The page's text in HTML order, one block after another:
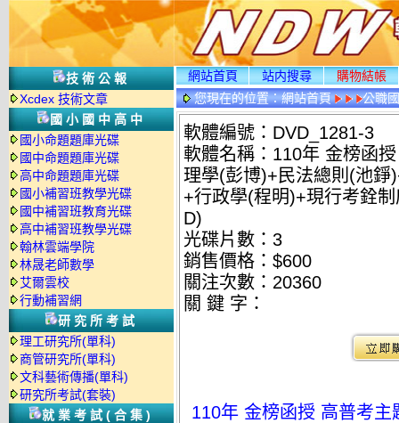
技術公報
Xcdex 技術文章
國小國中高中
國小命題題庫光碟
國中命題題庫光碟
高中命題題庫光碟
國小補習班教學光碟
國中補習班教育光碟
高中補習班教學光碟
翰林雲端學院
林晟老師數學
艾爾雲校
行動補習網
研究所考試
理工研究所(單科)
商管研究所(單科)
文科藝術傳播(單科)
研究所考試(套裝)
就業考試(合集)
網站首頁 站内搜尋
購物結帳
您現在的位置：網站首頁
公職
情
軟體編號：DVD_1281-3
軟體名稱：110年 金榜函
理學(彭博)+民法總則(池
+行政學(程明)+現行考銓
D)
光碟片數：3
銷售價格：$600
關注次數： 20360
關 鍵 字：
110年 金榜函授 高普考